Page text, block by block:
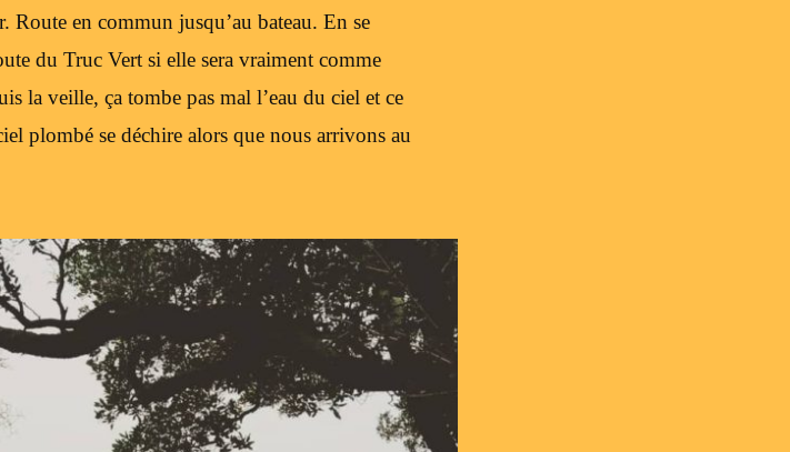
Route en commun jusqu’au bateau. En se
du Truc Vert si elle sera vraiment comme
la veille, ça tombe pas mal l’eau du ciel et ce
plombé se déchire alors que nous arrivons au